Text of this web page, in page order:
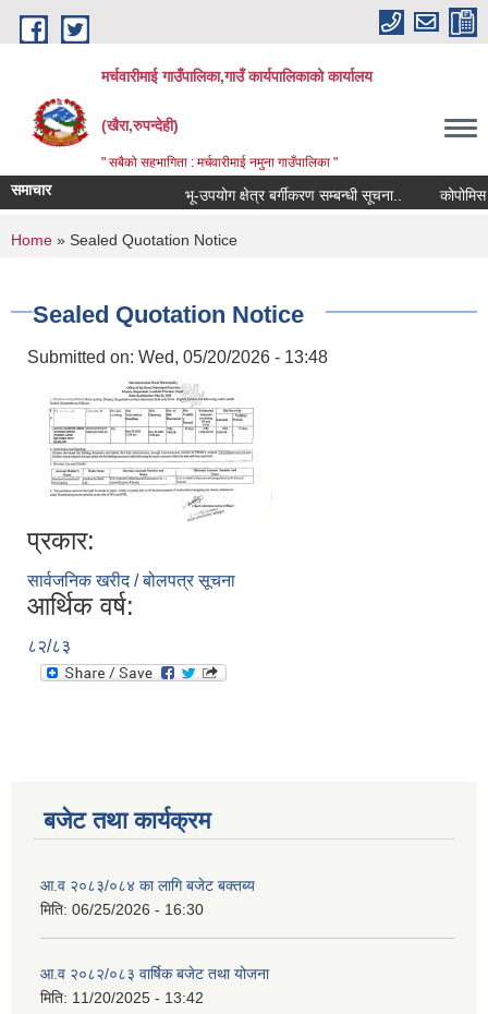
Skip to main content
मर्चवारीमाई गाउँपालिका,गाउँ कार्यपालिकाको कार्यालय
(खैरा,रुपन्देही)
" सबैको सहभागिता : मर्चवारीमाई नमुना गाउँपालिका "
समाचार भू-उपयोग क्षेत्र बर्गीकरण सम्बन्धी सूचना.. कोपोमिस
You are here
Home » Sealed Quotation Notice
Sealed Quotation Notice
Submitted on: Wed, 05/20/2026 - 13:48
प्रकार:
सार्वजनिक खरीद / बोलपत्र सूचना
आर्थिक वर्ष:
८२/८३
बजेट तथा कार्यक्रम
आ.व २०८३/०८४ का लागि बजेट बक्तब्य
मिति: 06/25/2026 - 16:30
आ.व २०८२/०८३ वार्षिक बजेट तथा योजना
मिति: 11/20/2025 - 13:42